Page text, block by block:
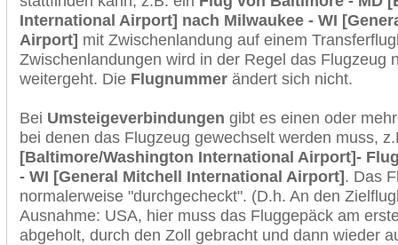
International Airport] nach Milwaukee - WI
Airport] mit Zwischenlandung auf einem
Zwischenlandungen wird in der Regel das Flugzeug
weitergeht. Die Flugnummer ändert sich nicht.
Bei Umsteigeverbindungen gibt es einen oder
bei denen das Flugzeug gewechselt werden muss,
[Baltimore/Washington International Airport]-
- WI [General Mitchell International Airport]. Das
normalerweise "durchgecheckt". (D.h. An den
Ausnahme: USA, hier muss das Fluggepäck am
abgeholt, durch den Zoll gebracht und dann wieder